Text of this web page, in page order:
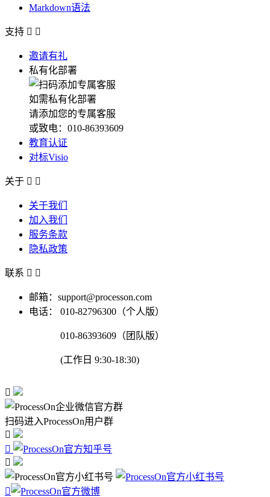
Markdown语法
支持  
邀请有礼
私有化部署
如需私有化部署
请添加您的专属客服
或致电：010-86393609
教育认证
对标Visio
关于  
关于我们
加入我们
服务条款
隐私政策
联系  
邮箱：support@processon.com
电话：
010-82796300（个人版）
010-86393609（团队版）
(工作日 9:30-18:30)

扫码进入ProcessOn用户群



